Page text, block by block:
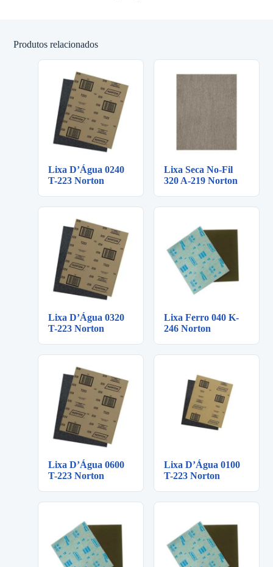
Produtos relacionados
Lixa D’Água 0240
T-223 Norton
Lixa Seca No-Fil
320 A-219 Norton
Lixa D’Água 0320
T-223 Norton
Lixa Ferro 040 K-
246 Norton
Lixa D’Água 0600
T-223 Norton
Lixa D’Água 0100
T-223 Norton